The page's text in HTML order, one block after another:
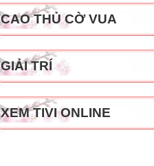
CAO THỦ CỜ VUA
GIẢI TRÍ
XEM TIVI ONLINE